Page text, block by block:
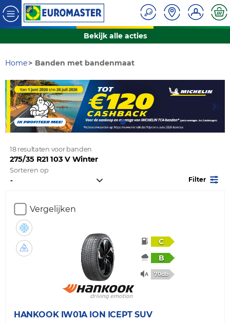
Bekijk alle acties
Home Banden met bandenmaat
18 resultaten voor banden
275/35 R21 103 V Winter
Sorteren op
Filter
Vergelijken
C
B
70db
HANKOOK IW01A ION ICEPT SUV